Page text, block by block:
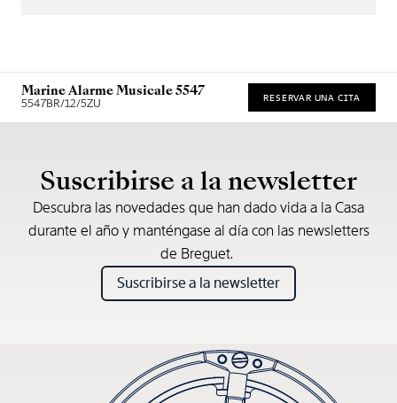
Marine Alarme Musicale 5547
5547BR/12/5ZU RESERVAR UNA CITA
Suscribirse a la newsletter
Descubra las novedades que han dado vida a la Casa
durante el año y manténgase al día con las newsletters
de Breguet.
Suscribirse a la newsletter